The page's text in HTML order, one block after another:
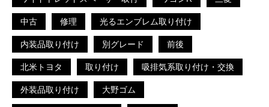
中古 修理 光るエンブレム取り付け
内装品取り付け 別グレード 前後
北米トヨタ 取り付け 吸排気系取り付け・交換
外装品取り付け 大野ゴム